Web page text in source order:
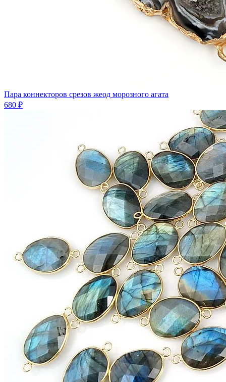
Пара коннекторов срезов жеод морозного агата
680 ₽